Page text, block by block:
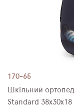
170-65
Шкільний
Standard